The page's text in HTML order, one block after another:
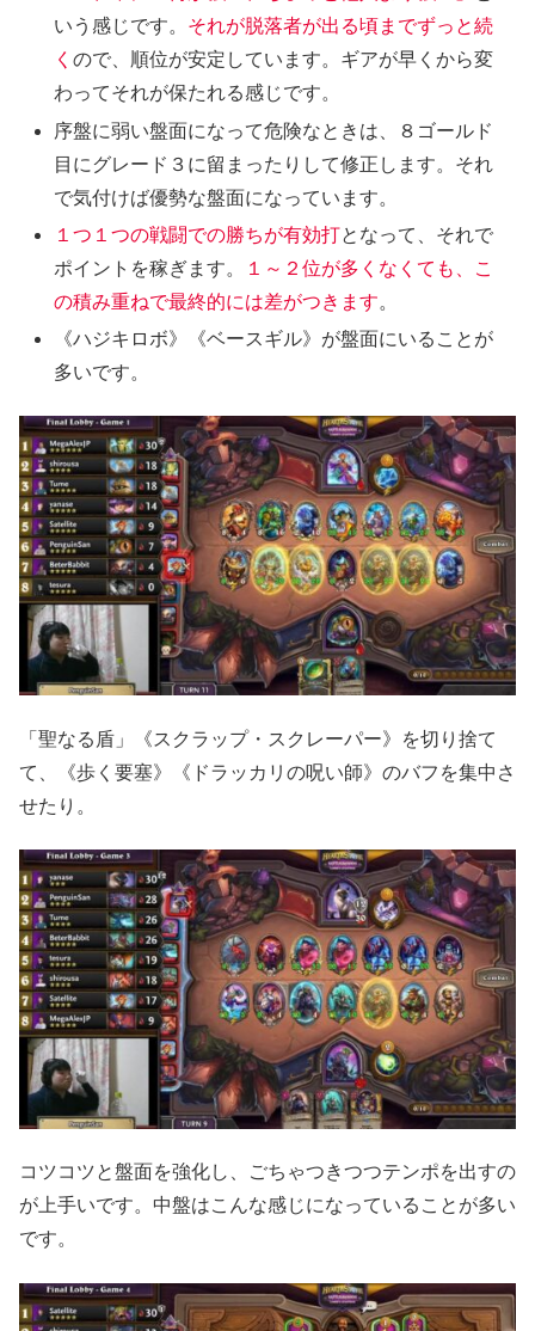
いう感じです。 それが脱落者が出る頃までずっと続
くので、順位が安定しています。ギアが早くから変
わってそれが保たれる感じです。
序盤に弱い盤面になって危険なときは、８ゴールド
目にグレード３に留まったりして修正します。それ
で気付けば優勢な盤面になっています。
１つ１つの戦闘での勝ちが有効打となって、それで
ポイントを稼ぎます。
１～２位が多くなくても、こ
の積み重ねで最終的には差がつきます。
《ハジキロボ》《ベースギル》が盤面にいることが
多いです。
「聖なる盾」《スクラップ・スクレーパー》を切り捨て
て、《歩く要塞》《ドラッカリの呪い師》のバフを集中さ
せたり。
コツコツと盤面を強化し、ごちゃつきつつテンポを出すの
が上手いです。中盤はこんな感じになっていることが多い
です。